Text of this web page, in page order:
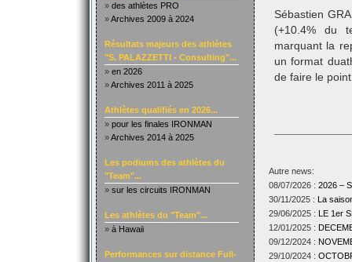
» des athlètes PRO
»Archives 2009 à 2024
Résultats majeurs des athlètes
"S. PALAZZETTI - Consulting"...
» en 2026
»Archives 2011 à 2025
Athlètes qualifiés en 2026...
» pour les finales IRONMAN
»Archives 2014 à 2025
Les podiums des athlètes du
"Team"...
» sur les circuits IRONMAN
Les athlètes du "Team"...
» à Hawaii
Performances sur distance Full-
Sébastien
(+10.4% du
marquant la
un format
de faire le
Autre news:
08/07/2026 : 2026 –
30/11/2025 : La
29/06/2025 : LE 1er
12/01/2025 :
09/12/2024 :
29/10/2024 :